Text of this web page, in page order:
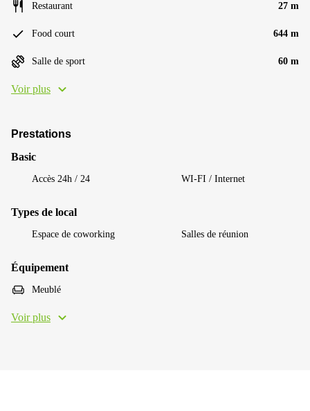
Restaurant 27 m
Food court 644 m
Salle de sport 60 m
Voir plus
Prestations
Basic
Accès 24h / 24 WI-FI / Internet
Types de local
Espace de coworking Salles de réunion
Équipement
Meublé
Voir plus